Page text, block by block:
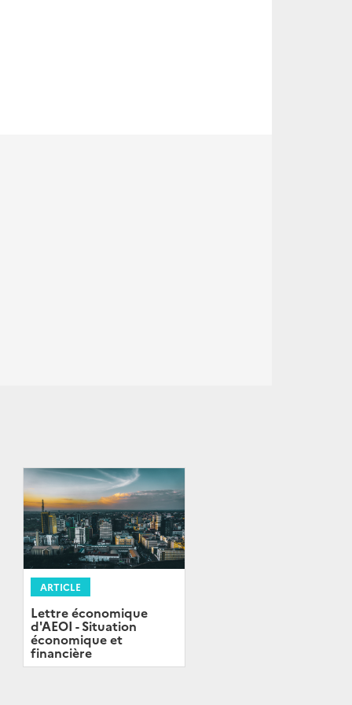
ARTICLE
Lettre économique
d'AEOI - Situation
économique et
financière